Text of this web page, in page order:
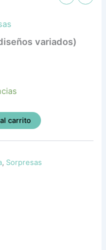
variados)
carrito
, Sorpresas